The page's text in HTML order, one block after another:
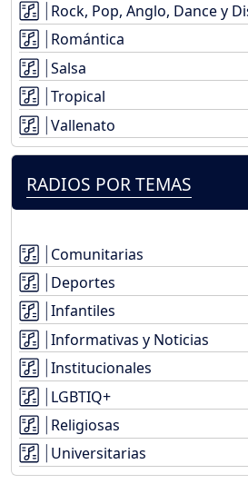
Rock, Pop, Anglo, Dance y
Romántica
Salsa
Tropical
Vallenato
RADIOS POR TEMAS
Comunitarias
Deportes
Infantiles
Informativas y Noticias
Institucionales
LGBTIQ+
Religiosas
Universitarias